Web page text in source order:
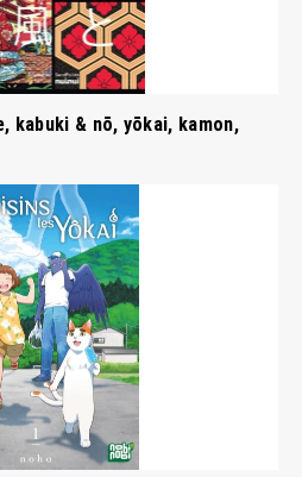
kabuki & nō, yōkai, kamon,